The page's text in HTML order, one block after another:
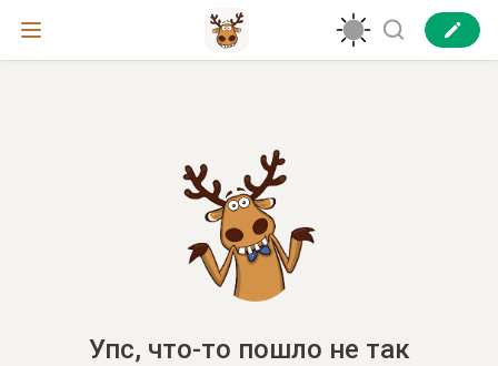
Упс, что-то пошло не так